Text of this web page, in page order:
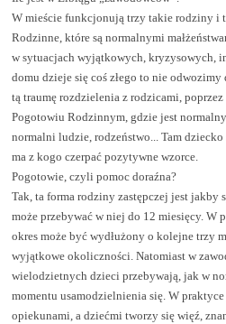
W mieście funkcjonują trzy takie rodziny i
Rodzinne, które są normalnymi
w sytuacjach wyjątkowych, kryzysowych,
domu dzieje się coś złego to nie
tą traumę rozdzielenia z rodzicami,
Pogotowiu Rodzinnym, gdzie jest
normalni ludzie, rodzeństwo... Tam
ma z kogo czerpać pozytywne wzorce.
Pogotowie, czyli pomoc doraźna?
Tak, ta forma rodziny zastępczej jest jakby
może przebywać w niej do 12 miesięcy. W
okres może być wydłużony o kolejne trzy
wyjątkowe okoliczności. Natomiast w
wielodzietnych dzieci przebywają, jak w
momentu usamodzielnienia się. W
opiekunami, a dziećmi tworzy się więź,